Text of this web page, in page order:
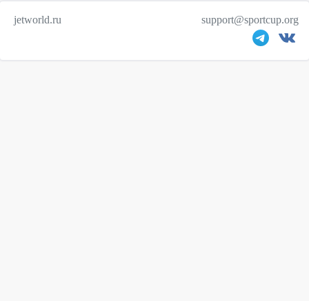
jetworld.ru support@sportcup.org